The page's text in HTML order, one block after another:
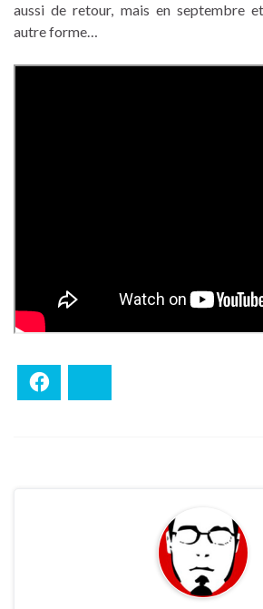
aussi de retour, mais en septembre
autre forme…